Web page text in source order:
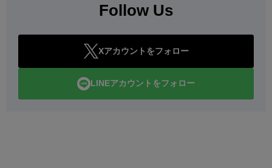
Follow Us
Xアカウントをフォロー
LINEアカウントをフォロー